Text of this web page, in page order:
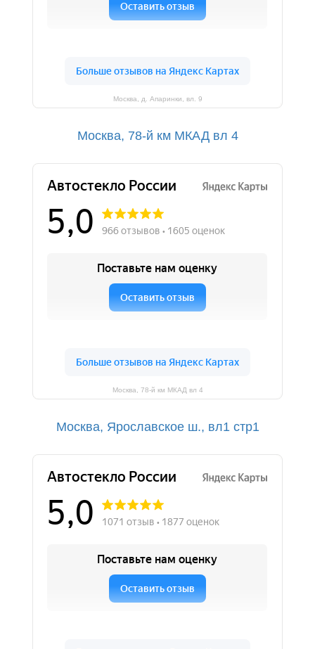
Москва, д. Апаринки, вл. 9
Москва, 78-й км МКАД вл 4
Москва, 78-й км МКАД вл 4
Москва, Ярославское ш., вл1 стр1